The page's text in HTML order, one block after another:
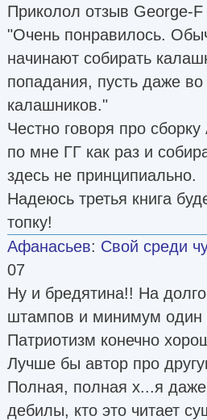
Приколол отзыв George-
"Очень понравилось.
начинают собирать
попадания, пусть даже
калашников."
Честно говоря про
по мне ГГ как раз и
здесь не принципиально.
Надеюсь третья книга
топку!
Афанасьев: Свой среди
07
Ну и бредятина!! На
штампов и минимум один
Патриотизм конечно
Лучше бы автор про
Полная, полная х...я
дебилы, кто это читает